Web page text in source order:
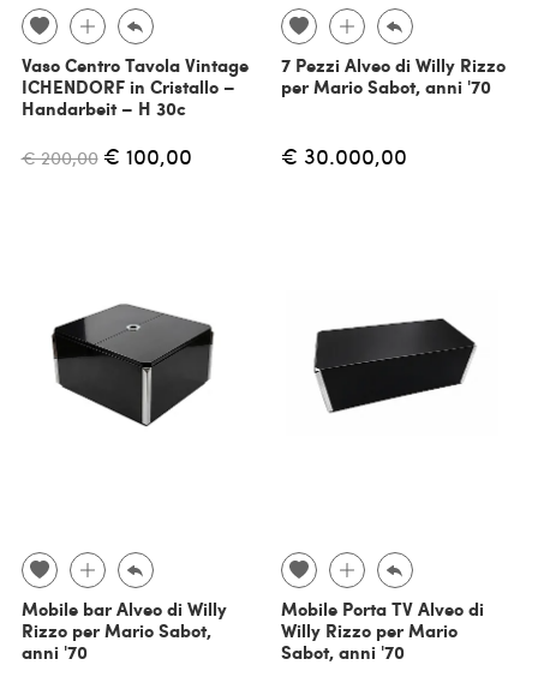
Vaso Centro Tavola Vintage
ICHENDORF in Cristallo –
Handarbeit – H 30c
€ 200,00 € 100,00
7 Pezzi Alveo di Willy Rizzo
per Mario Sabot, anni '70
€ 30.000,00
Mobile bar Alveo di Willy
Rizzo per Mario Sabot,
anni '70
Mobile Porta TV Alveo di
Willy Rizzo per Mario
Sabot, anni '70